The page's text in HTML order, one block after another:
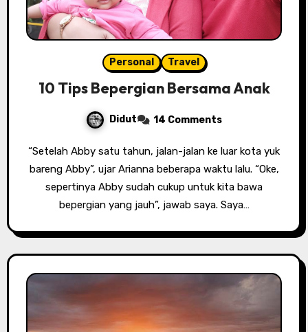
Personal Travel
10 Tips Bepergian Bersama Anak
Didut 14 Comments
“Setelah Abby satu tahun, jalan-jalan ke luar kota yuk
bareng Abby”, ujar Arianna beberapa waktu lalu. “Oke,
sepertinya Abby sudah cukup untuk kita bawa
bepergian yang jauh”, jawab saya. Saya…